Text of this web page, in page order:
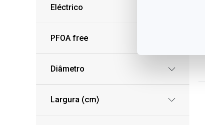
Eléctrico
PFOA free
Diâmetro
Largura (cm)